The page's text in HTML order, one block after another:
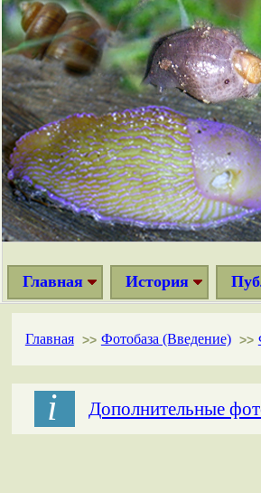
Главная История
Главная >> Фотобаза (Введение) >>
і Дополнительные